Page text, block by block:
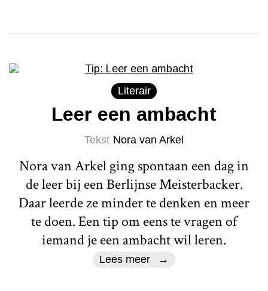
Literair
Leer een ambacht
Tekst Nora van Arkel
Nora van Arkel ging spontaan een dag in
de leer bij een Berlijnse Meisterbacker.
Daar leerde ze minder te denken en meer
te doen. Een tip om eens te vragen of
iemand je een ambacht wil leren.
Lees meer